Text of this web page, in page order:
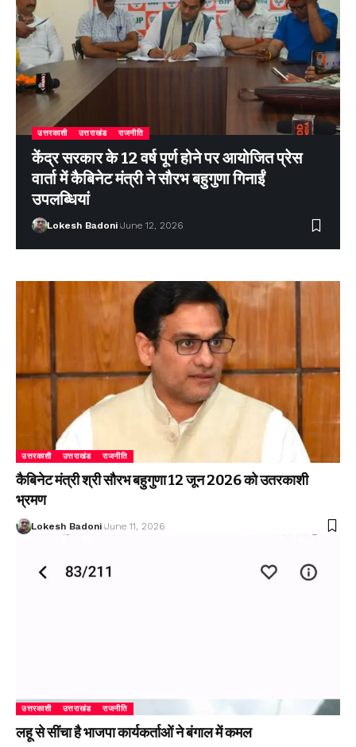
उत्तरकाशी उत्तराखंड राजनीति
केंद्र सरकार के 12 वर्ष पूर्ण होने पर आयोजित प्रेस
वार्ता में कैबिनेट मंत्री ने सौरभ बहुगुणा गिनाईं
उपलब्धियां
Lokesh Badoni June 12, 2026
उत्तरकाशी उत्तराखंड राजनीति
कैबिनेट मंत्री श्री सौरभ बहुगुणा 12 जून 2026 को उतरकाशी
भ्रमण
Lokesh Badoni June 11, 2026
उत्तरकाशी उत्तराखंड राजनीति
लहू से सींचा है भाजपा कार्यकर्ताओं ने बंगाल में कमल